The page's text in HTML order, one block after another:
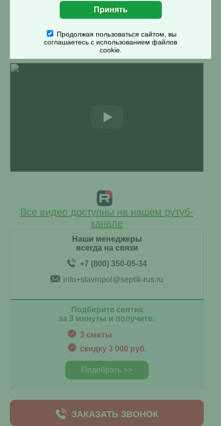
Наши менеджеры
всегда на связи
+7 (800) 350-05-34
info+stavropol@septik-rus.ru
Подберите септик
за 3 минуты и получите:
3 сметы
скидку 3 000 руб.
Подобрать >>
ЗАКАЗАТЬ ЗВОНОК
Все видео доступны на нашем рутуб-
канале
Продолжая пользоваться сайтом, вы
соглашаетесь с использованием файлов
cookie.